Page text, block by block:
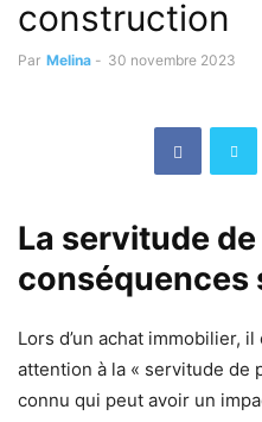
construction
Par Melina - 30 novembre 2023
La servitude
conséquences
Lors d’un achat immobilier,
attention à la « servitude de
connu qui peut avoir un